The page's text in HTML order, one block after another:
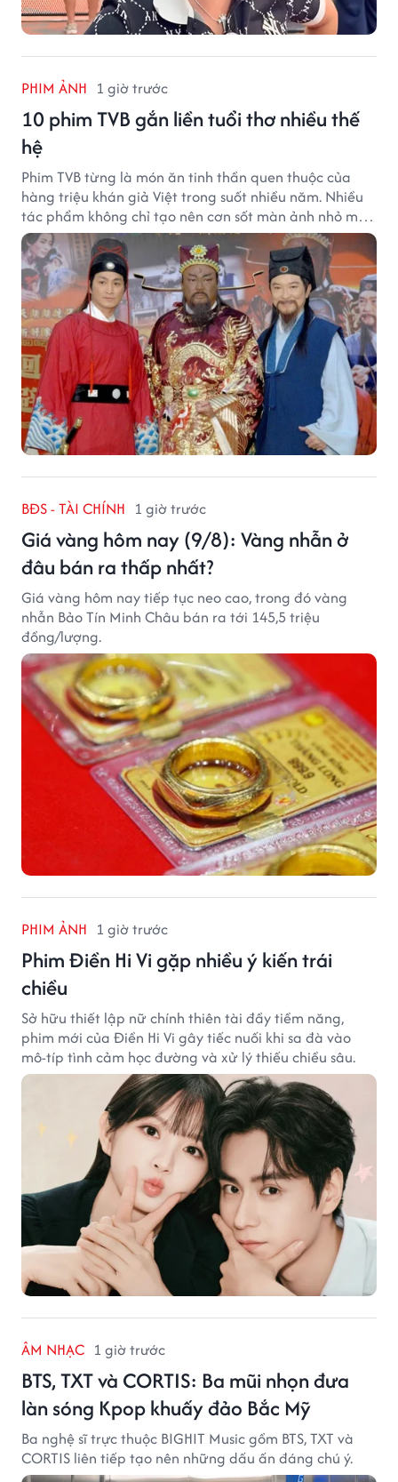
PHIM ẢNH 1 giờ trước
10 phim TVB gắn liền tuổi thơ nhiều thế
hệ
Phim TVB từng là món ăn tinh thần quen thuộc của
hàng triệu khán giả Việt trong suốt nhiều năm. Nhiều
tác phẩm không chỉ tạo nên cơn sốt màn ảnh nhỏ mà
còn trở thành ký ức khó quên của cả một thế hệ.
BĐS - TÀI CHÍNH 1 giờ trước
Giá vàng hôm nay (9/8): Vàng nhẫn ở
đâu bán ra thấp nhất?
Giá vàng hôm nay tiếp tục neo cao, trong đó vàng
nhẫn Bảo Tín Minh Châu bán ra tới 145,5 triệu
đồng/lượng.
PHIM ẢNH 1 giờ trước
Phim Điền Hi Vi gặp nhiều ý kiến trái
chiều
Sở hữu thiết lập nữ chính thiên tài đầy tiềm năng,
phim mới của Điền Hi Vi gây tiếc nuối khi sa đà vào
mô-típ tình cảm học đường và xử lý thiếu chiều sâu.
ÂM NHẠC 1 giờ trước
BTS, TXT và CORTIS: Ba mũi nhọn đưa
làn sóng Kpop khuấy đảo Bắc Mỹ
Ba nghệ sĩ trực thuộc BIGHIT Music gồm BTS, TXT và
CORTIS liên tiếp tạo nên những dấu ấn đáng chú ý.